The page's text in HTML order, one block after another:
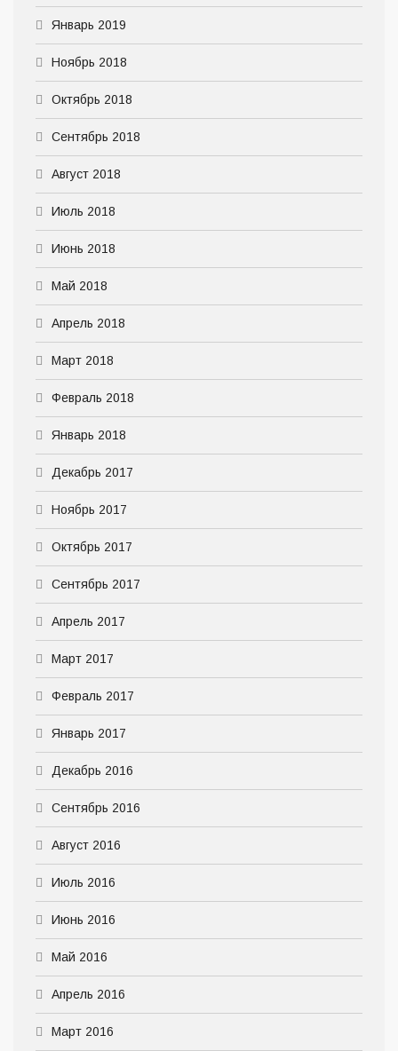
Январь 2019
Ноябрь 2018
Октябрь 2018
Сентябрь 2018
Август 2018
Июль 2018
Июнь 2018
Май 2018
Апрель 2018
Март 2018
Февраль 2018
Январь 2018
Декабрь 2017
Ноябрь 2017
Октябрь 2017
Сентябрь 2017
Апрель 2017
Март 2017
Февраль 2017
Январь 2017
Декабрь 2016
Сентябрь 2016
Август 2016
Июль 2016
Июнь 2016
Май 2016
Апрель 2016
Март 2016